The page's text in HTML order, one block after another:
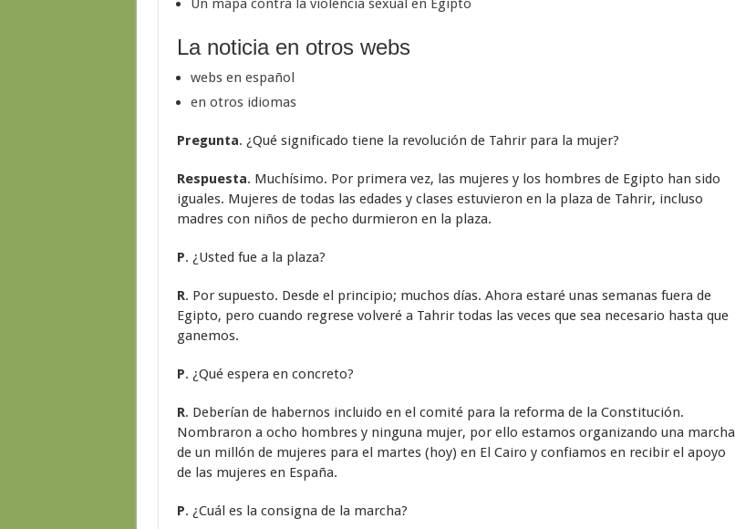
Un mapa contra la violencia sexual en Egipto
La noticia en otros webs
webs en español
en otros idiomas
Pregunta. ¿Qué significado tiene la revolución de Tahrir para la mujer?
Respuesta. Muchísimo. Por primera vez, las mujeres y los hombres de Egipto han sido
iguales. Mujeres de todas las edades y clases estuvieron en la plaza de Tahrir, incluso
madres con niños de pecho durmieron en la plaza.
P. ¿Usted fue a la plaza?
R. Por supuesto. Desde el principio; muchos días. Ahora estaré unas semanas fuera de
Egipto, pero cuando regrese volveré a Tahrir todas las veces que sea necesario hasta que
ganemos.
P. ¿Qué espera en concreto?
R. Deberían de habernos incluido en el comité para la reforma de la Constitución.
Nombraron a ocho hombres y ninguna mujer, por ello estamos organizando una marcha
de un millón de mujeres para el martes (hoy) en El Cairo y confiamos en recibir el apoyo
de las mujeres en España.
P. ¿Cuál es la consigna de la marcha?